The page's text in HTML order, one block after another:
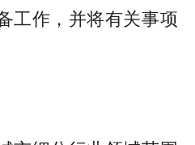
工作，并将有关事项